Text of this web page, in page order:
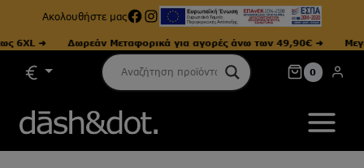
Ακολουθήστε μαςFacebook
Instagram
➜ Δωρεάν Μεταφορικά για αγορές άνω των 49,90€ ➜
0